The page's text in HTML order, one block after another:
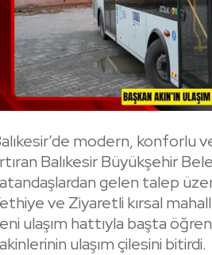
modern, konforlu
Balıkesir Büyükşehir
gelen talep
ve Ziyaretli kırsal
ulaşım hattıyla başta
ulaşım çilesini bitirdi.